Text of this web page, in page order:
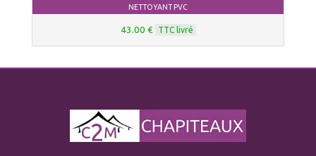
NETTOYANT PVC
43.00 € TTC livré